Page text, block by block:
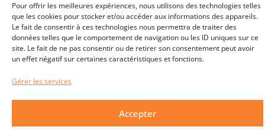
Pour offrir les meilleures expériences, nous utilisons des technologies telles
que les cookies pour stocker et/ou accéder aux informations des appareils.
Le fait de consentir à ces technologies nous permettra de traiter des
données telles que le comportement de navigation ou les ID uniques sur ce
site. Le fait de ne pas consentir ou de retirer son consentement peut avoir
un effet négatif sur certaines caractéristiques et fonctions.
Gérer les services
Accepter